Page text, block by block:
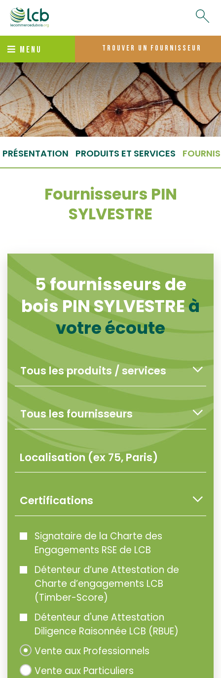
MENU trouver un fournisseur
PRÉSENTATION PRODUITS ET SERVICES
Fournisseurs PIN
SYLVESTRE
5fournisseurs de
bois PIN SYLVESTREà
votre écoute
Certifications
Signataire de la Charte des
Engagements RSE de LCB
Détenteur d’une Attestation de
Charte d’engagements LCB
(Timber-Score)
Détenteur d'une Attestation
Diligence Raisonnée LCB (RBUE)
Vente aux Professionnels
Vente aux Particuliers